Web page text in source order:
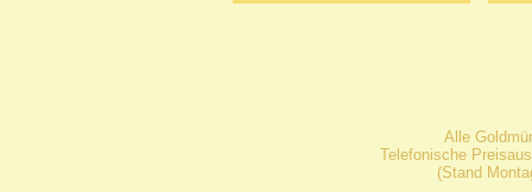
Alle
Telefonische
(Stand